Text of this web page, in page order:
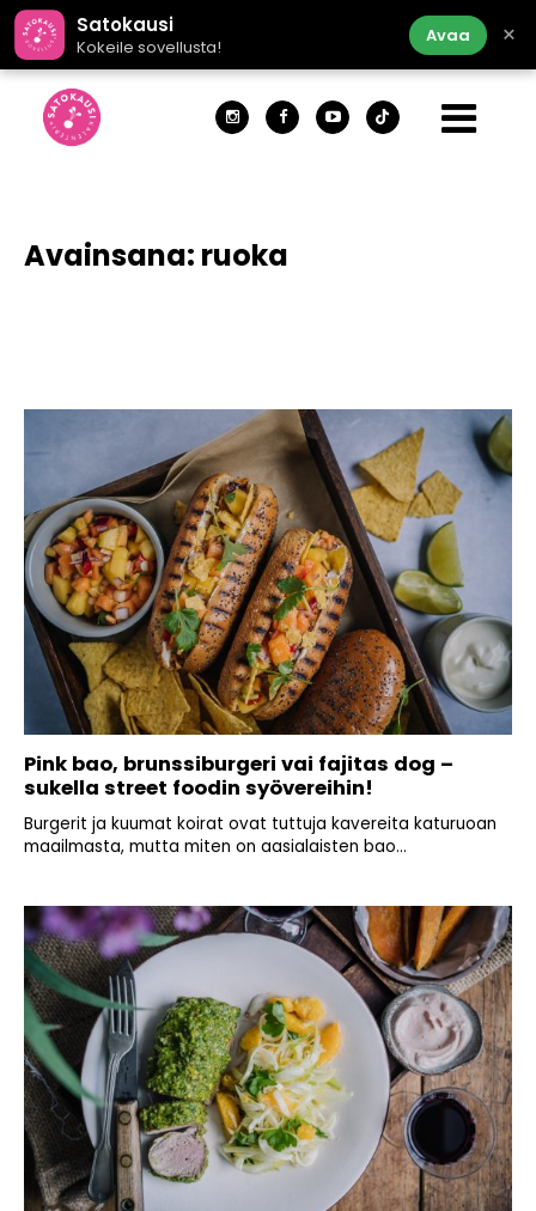
Satokausi
Kokeile sovellusta!
Avaa ×
Avainsana: ruoka
Pink bao, brunssiburgeri vai fajitas dog –
sukella street foodin syövereihin!
Burgerit ja kuumat koirat ovat tuttuja kavereita katuruoan
maailmasta, mutta miten on aasialaisten bao...